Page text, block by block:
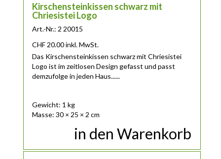
Kirschensteinkissen schwarz mit
Chriesistei Logo
Art.-Nr.: 2 20015
CHF 20.00 inkl. MwSt.
Das Kirschensteinkissen schwarz mit Chriesistei
Logo ist im zeitlosen Design gefasst und passt
demzufolge in jeden Haus......
Gewicht: 1 kg
Masse: 30 × 25 × 2 cm
in den Warenkorb